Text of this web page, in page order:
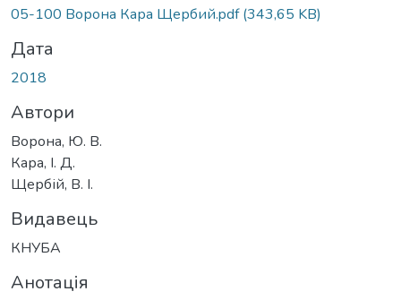
05-100 Ворона Кара Щербий.pdf(343,65 KB)
Дата
2018
Автори
Ворона, Ю. В.
Кара, І. Д.
Щербій, В. І.
Видавець
КНУБА
Анотація